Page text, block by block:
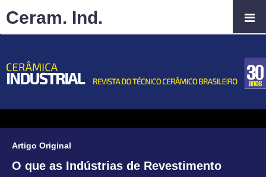
Artigo Original
O que as Indústrias de Revestimento
Ceram. Ind.